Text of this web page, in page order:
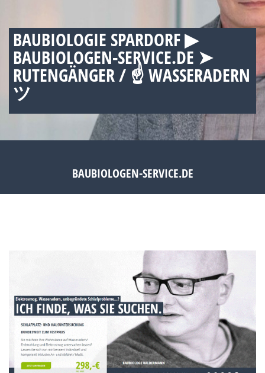
BAUBIOLOGIE SPARDORF ▶︎
BAUBIOLOGEN-SERVICE.DE ➤
RUTENGÄNGER / ☝ WASSERADERN
ツ
BAUBIOLOGEN-SERVICE.DE